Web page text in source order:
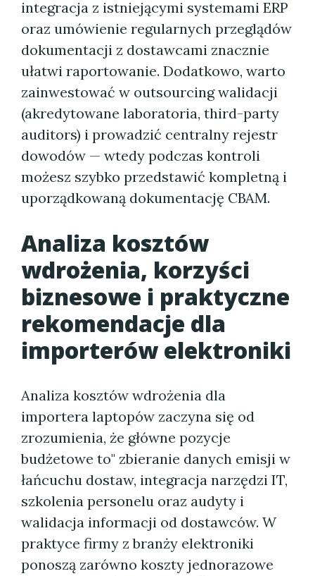
integracja z istniejącymi systemami ERP
oraz umówienie regularnych przeglądów
dokumentacji z dostawcami znacznie
ułatwi raportowanie. Dodatkowo, warto
zainwestować w outsourcing walidacji
(akredytowane laboratoria, third-party
auditors) i prowadzić centralny rejestr
dowodów — wtedy podczas kontroli
możesz szybko przedstawić kompletną i
uporządkowaną dokumentację CBAM.
Analiza kosztów
wdrożenia, korzyści
biznesowe i praktyczne
rekomendacje dla
importerów elektroniki
Analiza kosztów wdrożenia dla
importera laptopów zaczyna się od
zrozumienia, że główne pozycje
budżetowe to" zbieranie danych emisji w
łańcuchu dostaw, integracja narzędzi IT,
szkolenia personelu oraz audyty i
walidacja informacji od dostawców. W
praktyce firmy z branży elektroniki
ponoszą zarówno koszty jednorazowe